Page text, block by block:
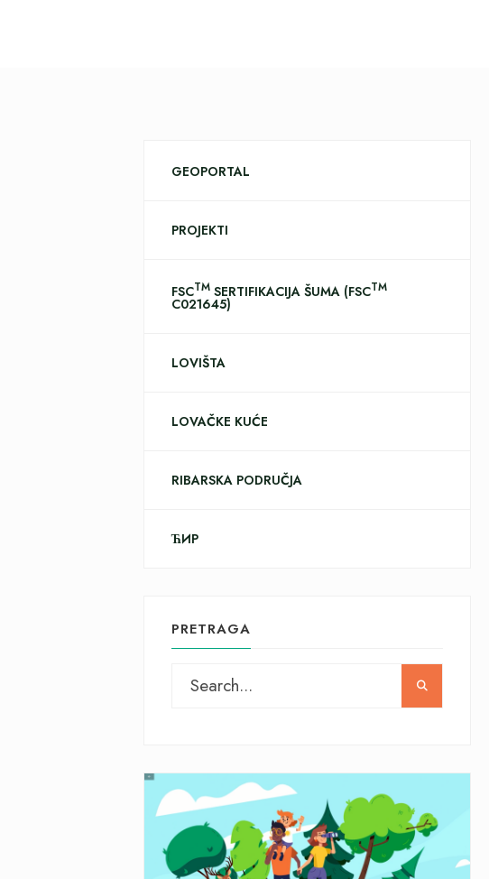
GEOPORTAL
PROJEKTI
FSCTMSERTIFIKACIJA ŠUMA (FSCTM
C021645)
LOVIŠTA
LOVAČKE KUĆE
RIBARSKA PODRUČJA
ЋИР
PRETRAGA